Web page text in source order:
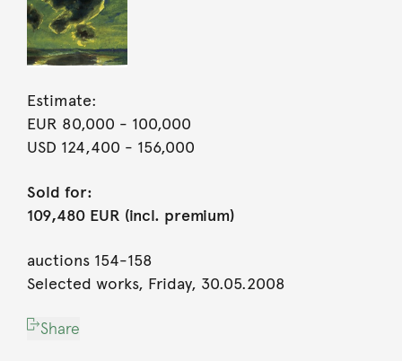
Estimate:
EUR 80,000 - 100,000
USD 124,400 - 156,000
Sold for:
109,480 EUR (incl. premium)
auctions 154-158
Selected works, Friday, 30.05.2008
Share